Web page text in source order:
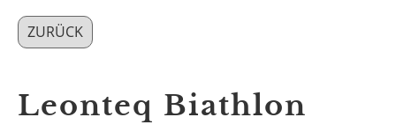
ZURÜCK
Leonteq Biathlon